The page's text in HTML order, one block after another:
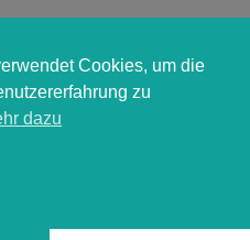
Cookies, um die
zu
dazu